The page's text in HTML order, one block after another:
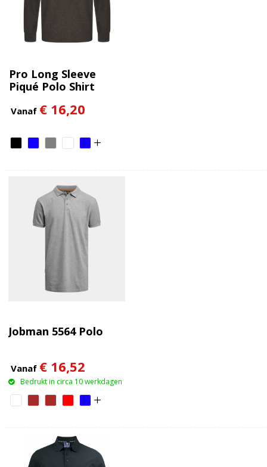
Pro Long Sleeve
Piqué Polo Shirt
Vanaf € 16,20
Jobman 5564 Polo
Vanaf € 16,52
Bedrukt in circa 10 werkdagen